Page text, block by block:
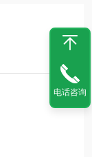
电话咨询